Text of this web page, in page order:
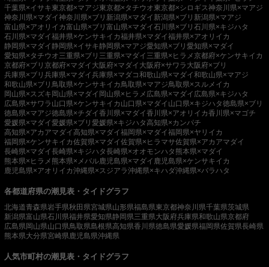
千葉県×イサキ東京都×マアジ東京都×タチウオ東京都×シロギス神奈川県×マアジ
神奈川県×マダイ神奈川県×ブリ 新潟県×マダイ 新潟県×ブリ 新潟県×マアジ
富山県×アオリイカ富山県×ブリ 富山県×マダイ石川県×ブリ 石川県×キジハタ
石川県×マダイ福井県×ケンサキイカ福井県×マダイ福井県×アオリイカ
静岡県×マダイ静岡県×イサキ静岡県×マアジ愛知県×ブリ 愛知県×マダイ
愛知県×タチウオ三重県×ブリ 三重県×マダイ 三重県×ヒラメ京都府×ケンサキイカ
京都府×ブリ 京都府×マダイ 大阪府×マダイ 大阪府×サワラ 大阪府×ブリ
兵庫県×ブリ 兵庫県×マダイ兵庫県×マダコ和歌山県×マダイ和歌山県×マアジ
和歌山県×ブリ 鳥取県×ケンサキイカ 鳥取県×マアジ鳥取県×スルメイカ
岡山県×スズキ岡山県×マダイ 岡山県×ヒラメ 広島県×マダイ 広島県×キジハタ
広島県×サワラ 山口県×ケンサキイカ 山口県×マダイ 山口県×キジハタ徳島県×ブリ
徳島県×マアジ徳島県×チダイ香川県×マダイ香川県×アオリイカ香川県×マゴチ
愛媛県×マダイ愛媛県×ブリ 愛媛県×キジハタ高知県×カンパチ
高知県×アカアマダイ高知県×マダイ福岡県×マダイ福岡県×ヤリイカ
福岡県×ケンサキイカ佐賀県×マダイ佐賀県×ヒラマサ佐賀県×アカアマダイ
長崎県×マダイ長崎県×キジハタ長崎県×オオモンハタ 熊本県×マダイ
熊本県×ヒラメ 熊本県×メバル鹿児島県×マダイ 鹿児島県×ケンサキイカ
鹿児島県×アオリイカ沖縄県×スジアラ沖縄県×キハダ沖縄県×バラハタ
各都道府県の潮見表・タイドグラフ
北海道青森県岩手県秋田県宮城県山形県福島県東京都神奈川県千葉県茨城県
新潟県富山県石川県福井県愛知県静岡県三重県大阪府兵庫県和歌山県京都府
広島県岡山県山口県鳥取県島根県高知県香川県徳島県愛媛県福岡県佐賀県長崎県
熊本県大分県宮崎県 鹿児島県沖縄県
人気市町村の潮見表・タイドグラフ